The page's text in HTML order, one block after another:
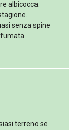
albicocca.
senza spine
terreno se